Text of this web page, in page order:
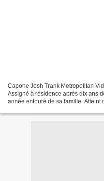
Capone Josh Trank Metropolitan
Assigné à résidence après dix ans
année entouré de sa famille. Atteint